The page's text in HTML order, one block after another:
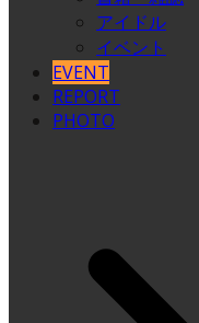
アイドル
イベント
EVENT
REPORT
PHOTO